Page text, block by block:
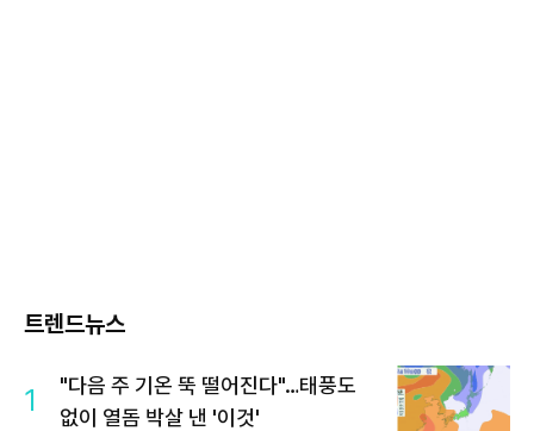
트렌드뉴스
1
"다음 주 기온 뚝 떨어진다"…태풍도
없이 열돔 박살 낸 '이것'